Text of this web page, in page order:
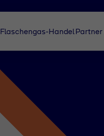
Flaschengas-Handel Partner